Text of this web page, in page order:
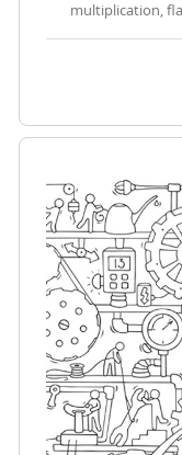
multiplication,